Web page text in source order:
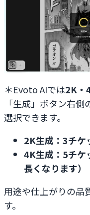
＊Evoto AIでは2K・
「生成」ボタン右
選択できます。
2K生成：3チケ
4K生成：5チ
長くなります）
用途や仕上がりの品
す。